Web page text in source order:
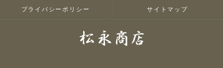
プライバシーポリシー サイトマップ